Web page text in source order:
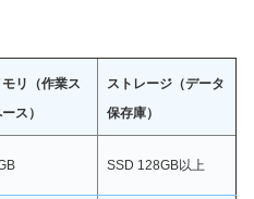
モリ（作業ス
ス）
ストレージ（データ
保存庫）
SSD 128GB以上